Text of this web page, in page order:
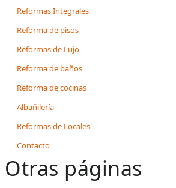
Reformas Integrales
Reforma de pisos
Reformas de Lujo
Reforma de baños
Reforma de cocinas
Albañilería
Reformas de Locales
Contacto
Otras páginas